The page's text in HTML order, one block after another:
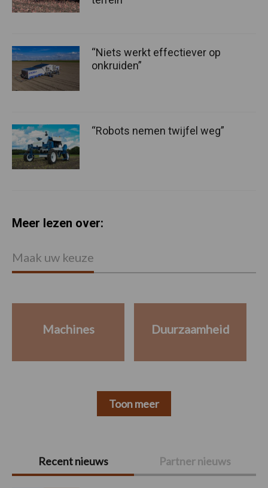
Primaire
Sidebar
Recent nieuws Partner nieuws
“Niets werkt effectiever op
onkruiden”
“Robots nemen twijfel weg”
Meer lezen over:
Maak uw keuze
Machines Duurzaamheid
Toon meer